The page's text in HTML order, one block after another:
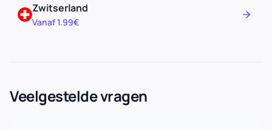
Zwitserland
Vanaf 1.99€
Veelgestelde vragen